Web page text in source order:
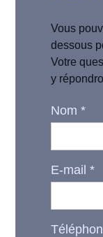
Vous
dessous
Votre
y
Nom*
E-mail*